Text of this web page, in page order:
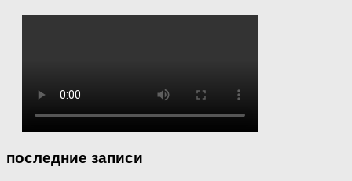
последние записи